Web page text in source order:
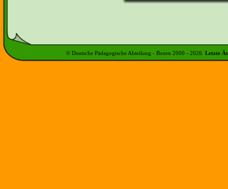
© Deutsche Pädagogische Abteilung - Bozen 2000 - 2026 Letzte